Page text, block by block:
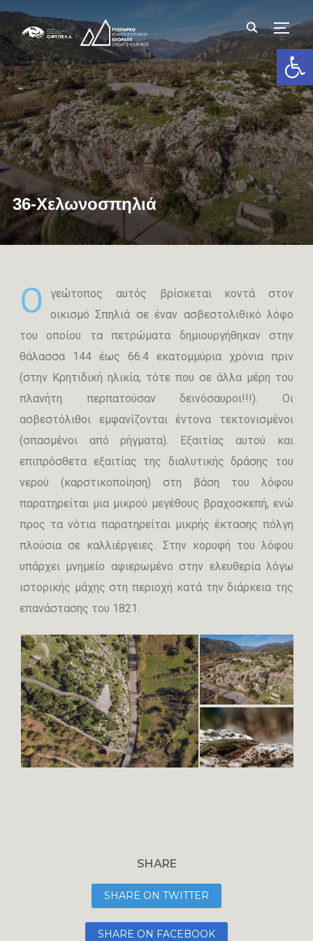
36-Χελωνοσπηλιά
O
γεώτοπος αυτός βρίσκεται κοντά στον
οικισμό Σπηλιά σε έναν ασβεστολιθικό λόφο
του οποίου τα πετρώματα δημιουργήθηκαν στην
θάλασσα 144 έως 66.4 εκατομμύρια χρόνια πριν
(στην Κρητιδική ηλικία, τότε που σε άλλα μέρη του
πλανήτη περπατούσαν δεινόσαυροι!!!). Οι
ασβεστόλιθοι εμφανίζονται έντονα τεκτονισμένοι
(σπασμένοι από ρήγματα). Εξαιτίας αυτού και
επιπρόσθετα εξαιτίας της διαλυτικής δράσης του
νερού (καρστικοποίηση) στη βάση του λόφου
παρατηρείται μια μικρού μεγέθους βραχοσκεπή, ενώ
προς τα νότια παρατηρείται μικρής έκτασης πόλγη
πλούσια σε καλλιέργειες. Στην κορυφή του λόφου
υπάρχει μνημείο αφιερωμένο στην ελευθερία λόγω
ιστορικής μάχης στη περιοχή κατά την διάρκεια της
επανάστασης του 1821.
SHARE
SHARE ON TWITTER
SHARE ON FACEBOOK